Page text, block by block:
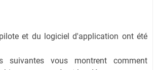
et du logiciel d'application ont été
suivantes vous montrent comment